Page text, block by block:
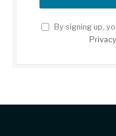
By signing up,